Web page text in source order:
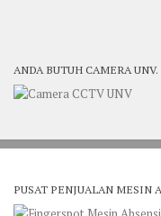
ANDA BUTUH CAMERA
PUSAT PENJUALAN MESIN